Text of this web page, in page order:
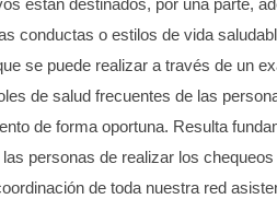
están destinados, por una parte,
conductas o estilos de vida
se puede realizar a través de un
de salud frecuentes de las
de forma oportuna. Resulta
personas de realizar los
de toda nuestra red